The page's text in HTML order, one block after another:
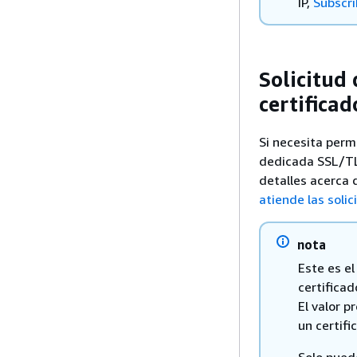
Solicitud
Si necesita
dedicada SSL/
detalles acerca
atiende las
nota
Este es
El valor
un